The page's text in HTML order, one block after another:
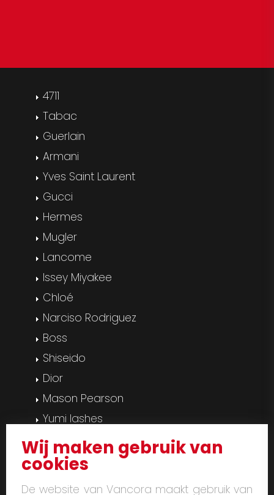
4711
Tabac
Guerlain
Armani
Yves Saint Laurent
Gucci
Hermes
Mugler
Lancome
Issey Miyakee
Chloé
Narciso Rodriguez
Boss
Shiseido
Dior
Mason Pearson
Yumi lashes
Pedicure & manicure
Massage
Wij maken gebruik van
cookies
De website van Vancora maakt gebruik van